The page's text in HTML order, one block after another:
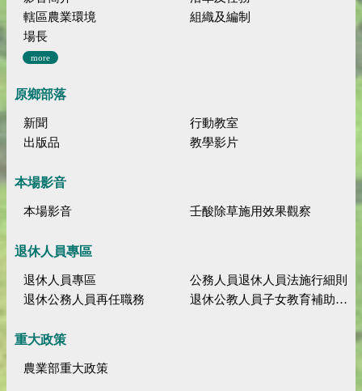
轄區農業環境
組織及編制
場長
more
原鄉部落
新聞
行動教室
出版品
教學影片
本場影音
本場影音 壬酸除草施用效果觀察
退休人員專區
退休人員專區
公務人員退休人員法施行細則
退休公務人員再任職務
退休公教人員子女教育補助規定
重大政策
農業部重大政策